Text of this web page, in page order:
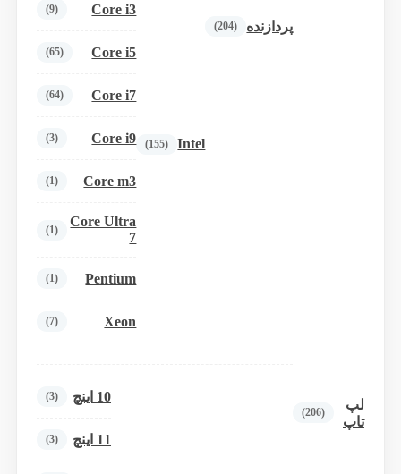
لپ
تاپ
(206)
پردازنده (204)
Intel
(155)
Core i3
(9)
Core i5
(65)
Core i7
(64)
Core i9
(3)
Core m3
(1)
Core Ultra
7
(1)
Pentium
(1)
Xeon
(7)
10 اینچ (3)
11 اینچ (3)